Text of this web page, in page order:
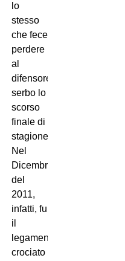
lo
stesso
che fece
perdere
al
difensore
serbo lo
scorso
finale di
stagione.
Nel
Dicembre
del
2011,
infatti, fu
il
legamento
crociato